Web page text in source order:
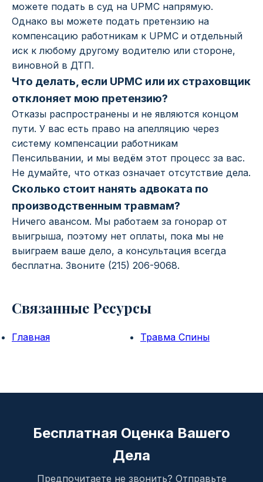
можете подать в суд на UPMC напрямую.
Однако вы можете подать претензию на
компенсацию работникам к UPMC и отдельный
иск к любому другому водителю или стороне,
виновной в ДТП.
Что делать, если UPMC или их страховщик
отклоняет мою претензию?
Отказы распространены и не являются концом
пути. У вас есть право на апелляцию через
систему компенсации работникам
Пенсильвании, и мы ведём этот процесс за вас.
Не думайте, что отказ означает отсутствие дела.
Сколько стоит нанять адвоката по
производственным травмам?
Ничего авансом. Мы работаем за гонорар от
выигрыша, поэтому нет оплаты, пока мы не
выиграем ваше дело, а консультация всегда
бесплатна. Звоните (215) 206-9068.
Связанные Ресурсы
Главная Травма Спины
Бесплатная Оценка Вашего
Дела
Предпочитаете не звонить? Отправьте